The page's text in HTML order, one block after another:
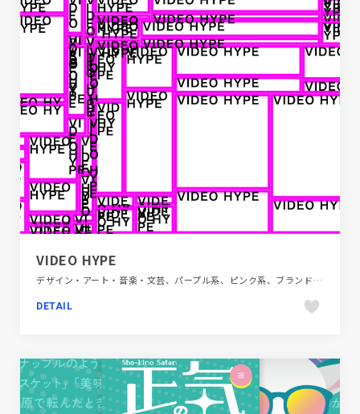
VIDEO HYPE
デザイン・アート・音楽・文芸、パープル系、ピンク系、ブランド・サービスサイト、ホワイト系、モーション多め
DETAIL